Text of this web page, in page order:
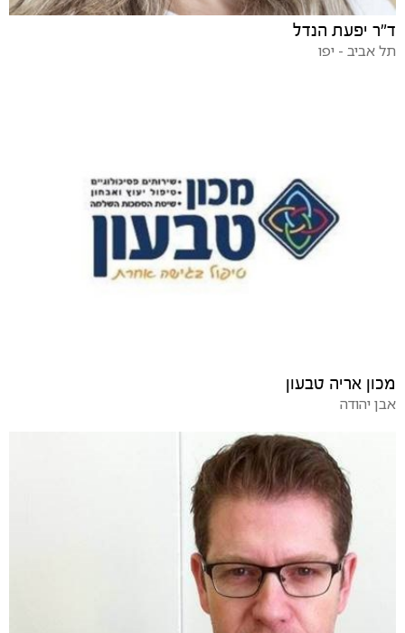
ד"ר יפעת הנדל
תל אביב - יפו
מכון אריה טבעון
אבן יהודה